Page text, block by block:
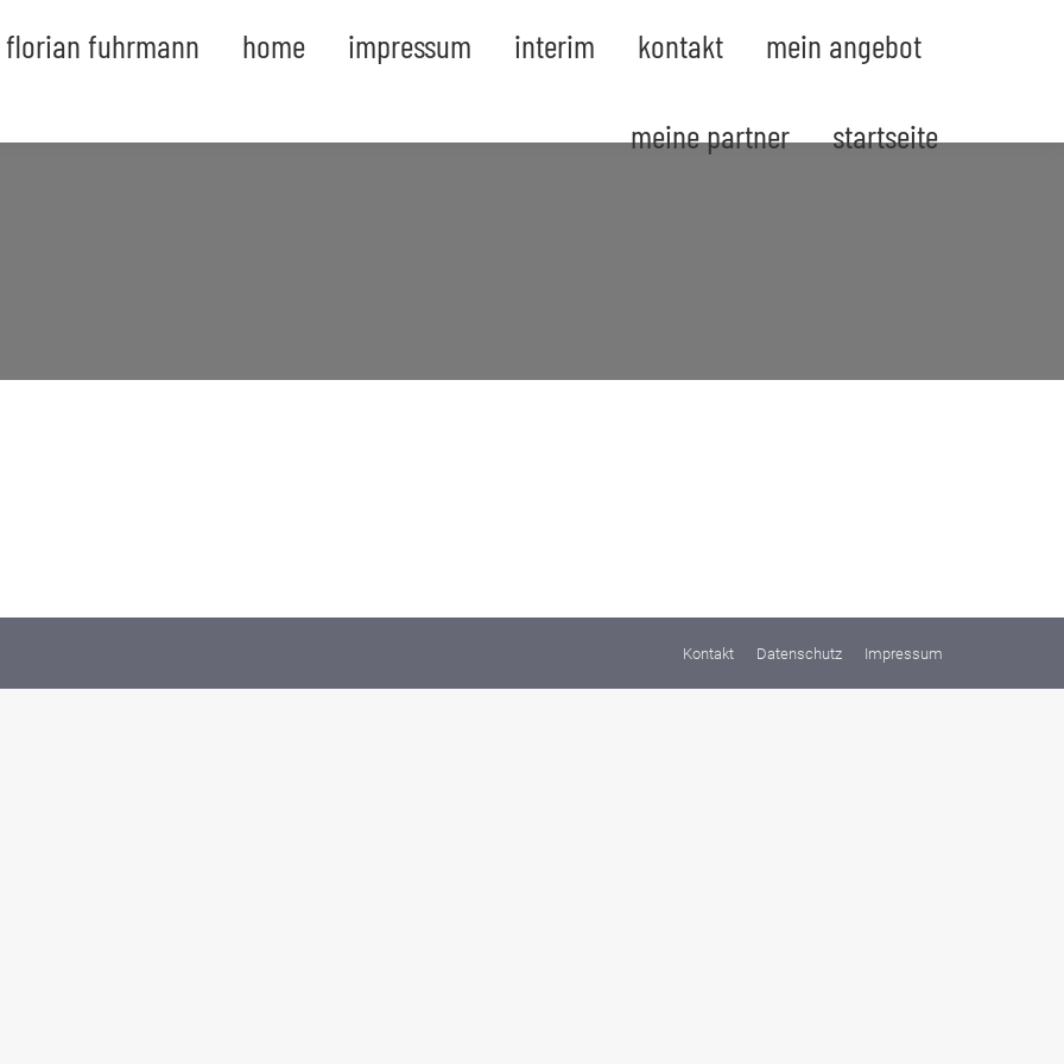
florian fuhrmann home impressum interim kontakt mein angebot
meine partner startseite
Kontakt Datenschutz Impressum